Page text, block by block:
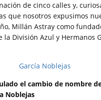
de cinco calles y,
que nosotros expusimos
Millán Astray como
la División Azul y Hermanos
el cambio de nombre
Noblejas